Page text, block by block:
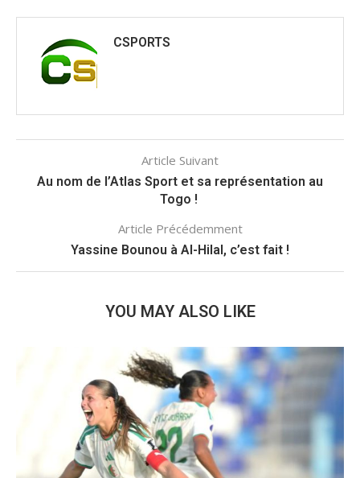
CSPORTS
Article Suivant
Au nom de l’Atlas Sport et sa représentation au
Togo !
Article Précédemment
Yassine Bounou à Al-Hilal, c’est fait !
YOU MAY ALSO LIKE